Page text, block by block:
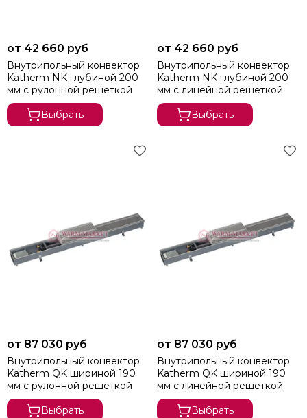
от 42 660 руб
Внутрипольный конвектор
Katherm NK глубиной 200
мм с рулонной решеткой
Выбрать
от 42 660 руб
Внутрипольный конвектор
Katherm NK глубиной 200
мм с линейной решеткой
Выбрать
от 87 030 руб
Внутрипольный конвектор
Katherm QK шириной 190
мм с рулонной решеткой
Выбрать
от 87 030 руб
Внутрипольный конвектор
Katherm QK шириной 190
мм с линейной решеткой
Выбрать